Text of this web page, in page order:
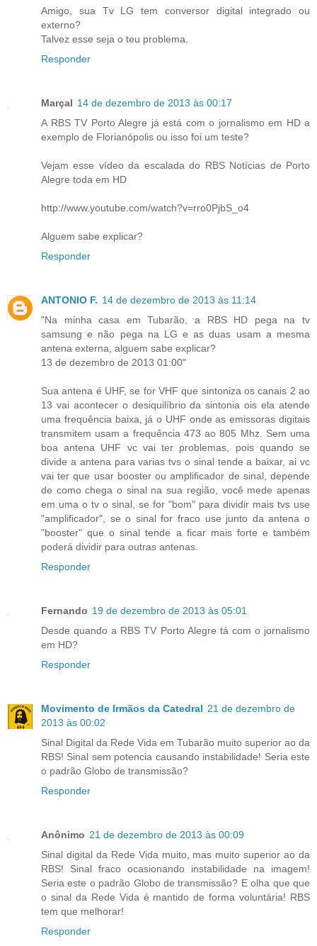
Amigo, sua Tv LG tem conversor digital integrado ou
externo?
Talvez esse seja o teu problema.
Responder
Marçal 14 de dezembro de 2013 às 00:17
A RBS TV Porto Alegre já está com o jornalismo em HD a
exemplo de Florianópolis ou isso foi um teste?
Vejam esse vídeo da escalada do RBS Notícias de Porto
Alegre toda em HD
http://www.youtube.com/watch?v=rro0PjbS_o4
Alguem sabe explicar?
Responder
ANTONIO F. 14 de dezembro de 2013 às 11:14
"Na minha casa em Tubarão, a RBS HD pega na tv
samsung e não pega na LG e as duas usam a mesma
antena externa, alguem sabe explicar?
13 de dezembro de 2013 01:00"
Sua antena é UHF, se for VHF que sintoniza os canais 2 ao
13 vai acontecer o desiquilíbrio da sintonia ois ela atende
uma frequência baixa, já o UHF onde as emissoras digitais
transmitem usam a frequência 473 ao 805 Mhz. Sem uma
boa antena UHF vc vai ter problemas, pois quando se
divide a antena para varias tvs o sinal tende a baixar, ai vc
vai ter que usar booster ou amplificador de sinal, depende
de como chega o sinal na sua região, você mede apenas
em uma o tv o sinal, se for "bom" para dividir mais tvs use
"amplificador", se o sinal for fraco use junto da antena o
"booster" que o sinal tende a ficar mais forte e também
poderá dividir para outras antenas.
Responder
Fernando 19 de dezembro de 2013 às 05:01
Desde quando a RBS TV Porto Alegre tá com o jornalismo
em HD?
Responder
Movimento de Irmãos da Catedral 21 de dezembro de
2013 às 00:02
Sinal Digital da Rede Vida em Tubarão muito superior ao da
RBS! Sinal sem potencia causando instabilidade! Seria este
o padrão Globo de transmissão?
Responder
Anônimo 21 de dezembro de 2013 às 00:09
Sinal digital da Rede Vida muito, mas muito superior ao da
RBS! Sinal fraco ocasionando instabilidade na imagem!
Seria este o padrão Globo de transmissão? E olha que que
o sinal da Rede Vida é mantido de forma voluntária! RBS
tem que melhorar!
Responder